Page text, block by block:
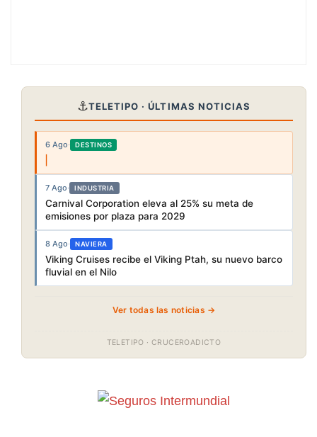
⚓TELETIPO · ÚLTIMAS NOTICIAS
6 Ago· DESTINOS
7 Ago· INDUSTRIA
Carnival Corporation eleva al 25% su meta de
emisiones por plaza para 2029
8 Ago· NAVIERA
Viking Cruises recibe el Viking Ptah, su nuevo barco
fluvial en el Nilo
Ver todas las noticias →
TELETIPO · CRUCEROADICTO